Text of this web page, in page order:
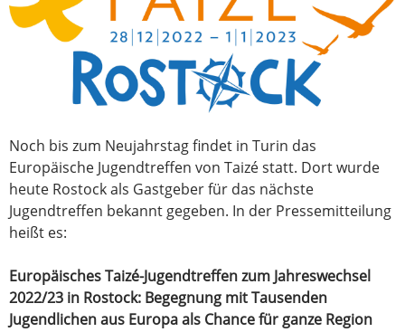
Noch bis zum Neujahrstag findet in Turin das
Europäische Jugendtreffen von Taizé statt. Dort wurde
heute Rostock als Gastgeber für das nächste
Jugendtreffen bekannt gegeben. In der Pressemitteilung
heißt es:
Europäisches Taizé-Jugendtreffen zum Jahreswechsel
2022/23 in Rostock: Begegnung mit Tausenden
Jugendlichen aus Europa als Chance für ganze Region